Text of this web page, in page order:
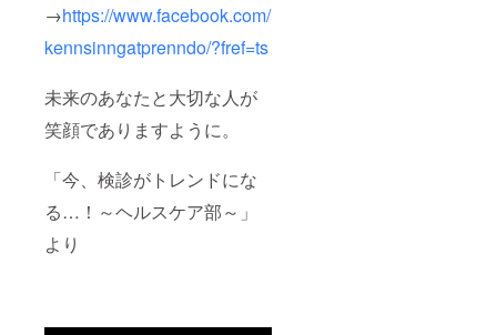
→https://www.facebook.com/
kennsinngatprenndo/?fref=ts
未来のあなたと大切な人が
笑顔でありますように。
「今、検診がトレンドにな
る…！～ヘルスケア部～」
より